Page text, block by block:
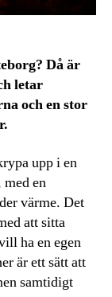
Då är
letar
och en stor
upp i en
en
värme. Det
att sitta
ha en egen
är ett sätt att
samtidigt